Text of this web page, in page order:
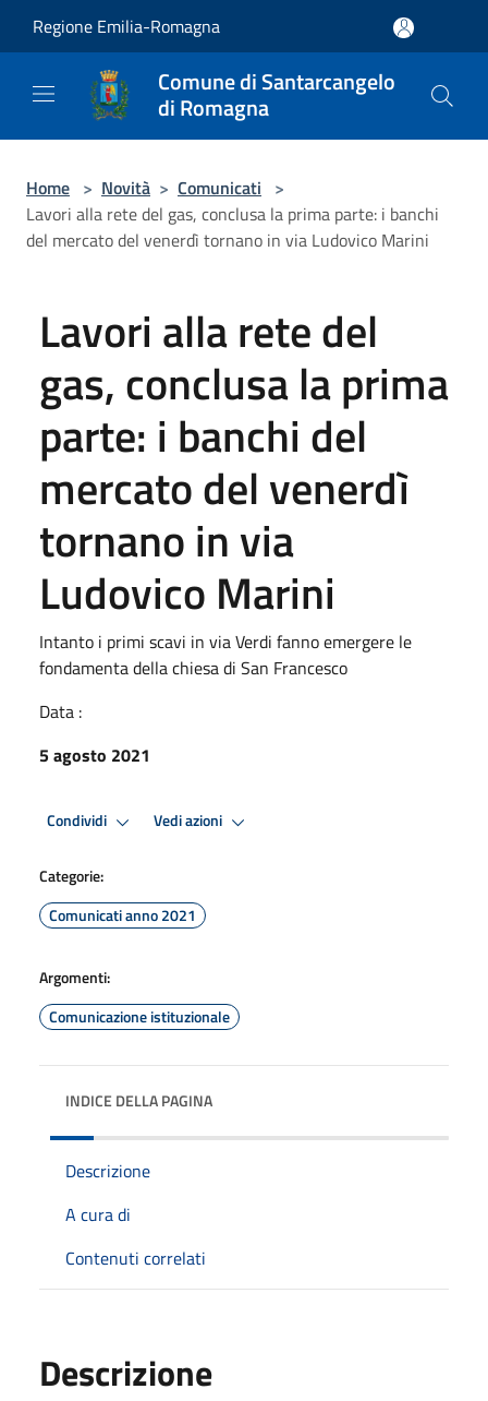
Regione Emilia-Romagna
Comune di Santarcangelo
di Romagna
Home > Novità > Comunicati >
Lavori alla rete del gas, conclusa la prima parte: i banchi
del mercato del venerdì tornano in via Ludovico Marini
Lavori alla rete del
gas, conclusa la prima
parte: i banchi del
mercato del venerdì
tornano in via
Ludovico Marini
Intanto i primi scavi in via Verdi fanno emergere le
fondamenta della chiesa di San Francesco
Data :
5 agosto 2021
Condividi Vedi azioni
Categorie:
Comunicati anno 2021
Argomenti:
Comunicazione istituzionale
INDICE DELLA PAGINA
Descrizione
A cura di
Contenuti correlati
Descrizione